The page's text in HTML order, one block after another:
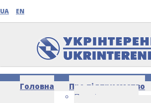
UA EN
Головна
Про підприємство
Про підприємство